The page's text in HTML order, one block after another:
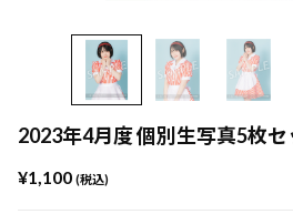
2023年4月度 個別生写真5枚
¥1,100 (税込)